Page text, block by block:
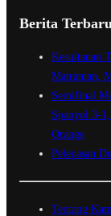
Berita Terbaru
Kesultanan
Matraman,
Semifinal
Spanyol 3-
Orange
Pelepasan
Tentang